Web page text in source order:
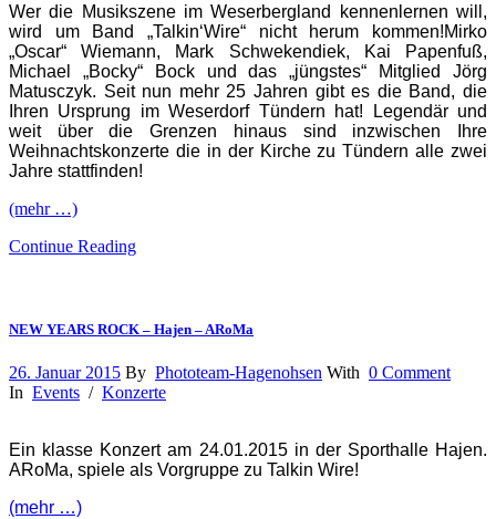
Wer die Musikszene im Weserbergland kennenlernen will,
wird um Band „Talkin‘Wire“ nicht herum kommen!Mirko
„Oscar“ Wiemann, Mark Schwekendiek, Kai Papenfuß,
Michael „Bocky“ Bock und das „jüngstes“ Mitglied Jörg
Matusczyk. Seit nun mehr 25 Jahren gibt es die Band, die
Ihren Ursprung im Weserdorf Tündern hat! Legendär und
weit über die Grenzen hinaus sind inzwischen Ihre
Weihnachtskonzerte die in der Kirche zu Tündern alle zwei
Jahre stattfinden!
(mehr …)
Continue Reading
NEW YEARS ROCK – Hajen – ARoMa
26. Januar 2015 By Phototeam-Hagenohsen With 0 Comment
In Events / Konzerte
Ein klasse Konzert am 24.01.2015 in der Sporthalle Hajen.
ARoMa, spiele als Vorgruppe zu Talkin Wire!
(mehr …)